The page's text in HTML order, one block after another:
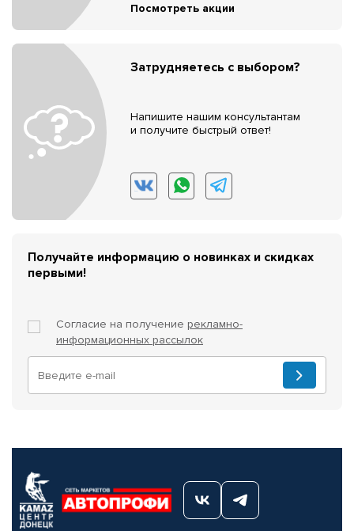
Посмотреть акции
Затрудняетесь с выбором?
Напишите нашим консультантам
и получите быстрый ответ!
Получайте информацию о новинках и скидках
первыми!
Согласие на получение рекламно-
информационных рассылок